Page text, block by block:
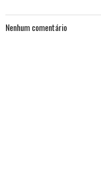
Nenhum comentário